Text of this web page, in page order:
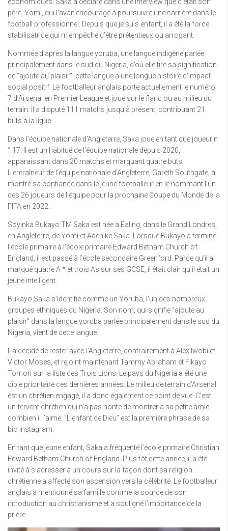
père, Yomi, qui l’avait encouragé à poursuivre une carrière dans le
football professionnel. Depuis que je suis enfant, il a été la force
stabilisatrice qui m’empêche d’être prétentieux ou arrogant.
Nommée d’après la langue yoruba, une langue indigène parlée
principalement dans le sud du Nigeria, d’où elle tire sa signification
de “ajoute au plaisir”, cette langue a une longue histoire d’impact
social positif. Le footballeur anglais porte actuellement le numéro
7 d’Arsenal en Premier League et joue sur le flanc ou au milieu du
terrain. Il a disputé 111 matchs jusqu’à présent, contribuant 21
buts à la ligue.
Dans l’équipe nationale d’Angleterre, Saka joue en tant que joueur n
° 17. Il est un habitué de l’équipe nationale depuis 2020,
apparaissant dans 20 matchs et marquant quatre buts.
L’entraîneur de l’équipe nationale d’Angleterre, Gareth Southgate, a
montré sa confiance dans le jeune footballeur en le nommant l’un
des 26 joueurs de l’équipe pour la prochaine Coupe du Monde de la
FIFA en 2022.
Soyinka Bukayo TM Saka est née à Ealing, dans le Grand Londres,
en Angleterre, de Yomi et Adenike Saka. Lorsque Bukayo a terminé
l’école primaire à l’école primaire Edward Betham Church of
England, il est passé à l’école secondaire Greenford. Parce qu’il a
marqué quatre A * et trois As sur ses GCSE, il était clair qu’il était un
jeune intelligent.
Bukayo Saka s’identifie comme un Yoruba, l’un des nombreux
groupes ethniques du Nigeria. Son nom, qui signifie “ajoute au
plaisir” dans la langue yoruba parlée principalement dans le sud du
Nigeria, vient de cette langue.
Il a décidé de rester avec l’Angleterre, contrairement à Alex Iwobi et
Victor Moses, et rejoint maintenant Tammy Abraham et Fikayo
Tomori sur la liste des Trois Lions. Le pays du Nigeria a été une
cible prioritaire ces dernières années. Le milieu de terrain d’Arsenal
est un chrétien engagé, il a donc également ce point de vue. C’est
un fervent chrétien qui n’a pas honte de montrer à sa petite amie
combien il l’aime. “L’enfant de Dieu” est la première phrase de sa
bio Instagram.
En tant que jeune enfant, Saka a fréquenté l’école primaire Christian
Edward Betham Church of England. Plus tôt cette année, il a été
invité à s’adresser à un cours sur la façon dont sa religion
chrétienne a affecté son ascension vers la célébrité. Le footballeur
anglais a mentionné sa famille comme la source de son
introduction au christianisme et a souligné l’importance de la
prière.